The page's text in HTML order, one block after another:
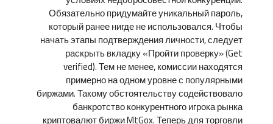
Обязательно придумайте уникальный пароль,
который ранее нигде не использовался. Чтобы
начать этапы подтверждения личности, следует
раскрыть вкладку «Пройти проверку» (Get
verified). Тем не менее, комиссии находятся
примерно на одном уровне с популярными
биржами. Такому обстоятельству содействовало
банкротство конкурентного игрока рынка
криптовалют биржи MtGox. Теперь для торговли